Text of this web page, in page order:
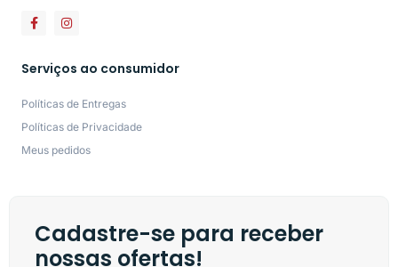
Serviços ao consumidor
Políticas de Entregas
Políticas de Privacidade
Meus pedidos
Cadastre-se para receber
nossas ofertas!